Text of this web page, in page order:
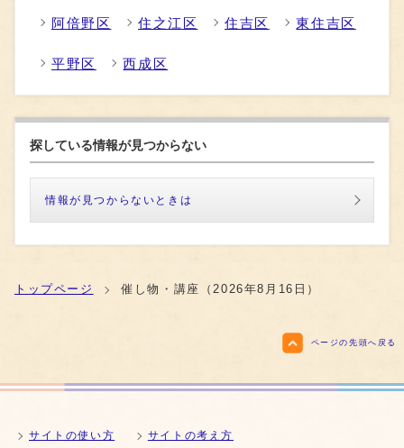
阿倍野区 住之江区 住吉区 東住吉区
平野区 西成区
探している情報が見つからない
情報が見つからないときは
トップページ 催し物・講座（2026年8月16日）
ページの先頭へ戻る
サイトの使い方 サイトの考え方